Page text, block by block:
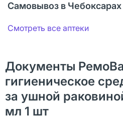
Самовывоз в Чебоксарах
Смотреть все аптеки
Документы
гигиеническое
за ушной
мл 1 шт